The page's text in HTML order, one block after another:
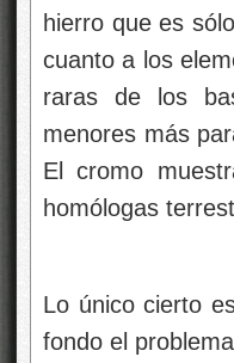
hierro que es
cuanto a los
raras de los
menores más
El cromo
homólogas
Lo único cierto
fondo el